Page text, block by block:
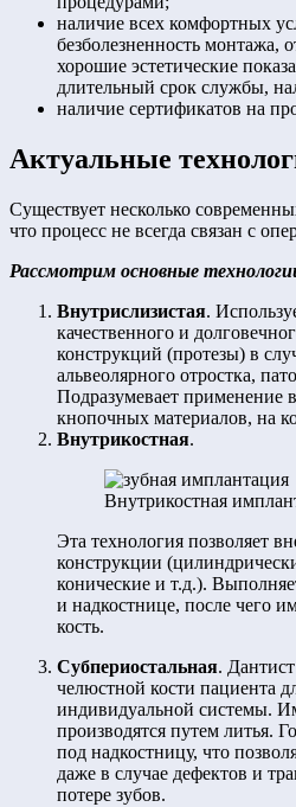
наличие всех комфортных
безболезненность монтажа,
хорошие эстетические
длительный срок службы,
наличие сертификатов на
Актуальные
Существует несколько
что процесс не всегда связан с
Рассмотрим основные
Внутрислизистая.
качественного и
конструкций (протезы) в
альвеолярного отростка,
Подразумевает применение
кнопочных материалов, на
Внутрикостная.
Внутрикостная
Эта технология позволяет
конструкции
конические и т.д.).
и надкостнице, после чего
кость.
Субпериостальная.
челюстной кости пациента
индивидуальной системы.
производятся путем литья.
под надкостницу, что
даже в случае дефектов и
потере зубов.